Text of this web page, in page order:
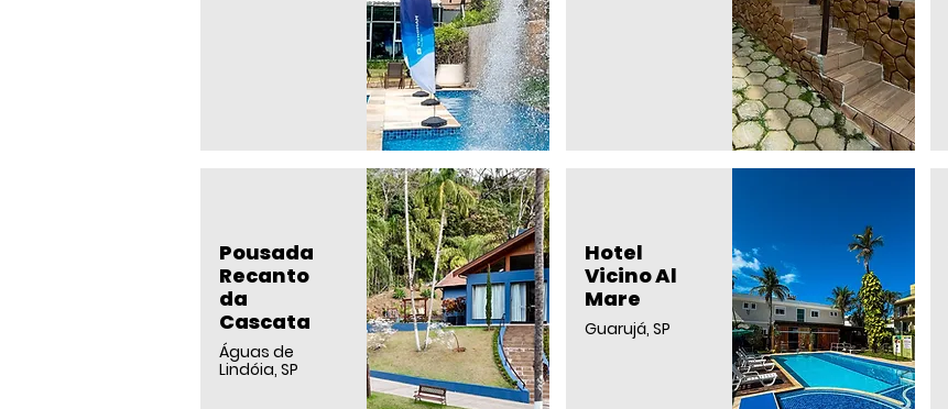
Pousada
Recanto
da
Cascata
Águas de
Lindóia, SP
Hotel
Vicino Al
Mare
Guarujá, SP